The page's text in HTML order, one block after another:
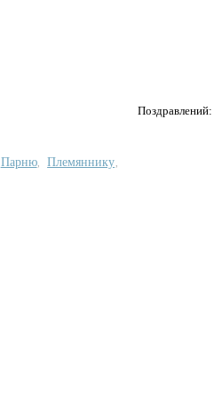
Поздравлений:
Парню Племяннику